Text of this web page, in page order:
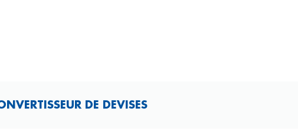
DE DEVISES